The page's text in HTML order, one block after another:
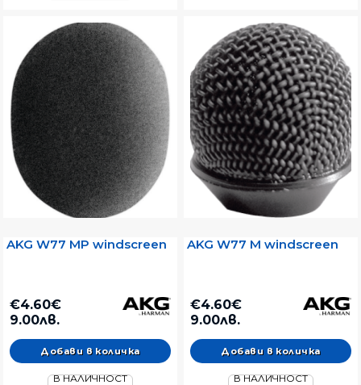
AKG W77 MP windscreen
€4.60€
9.00лв.
В НАЛИЧНОСТ
AKG W77 M windscreen
€4.60€
9.00лв.
В НАЛИЧНОСТ